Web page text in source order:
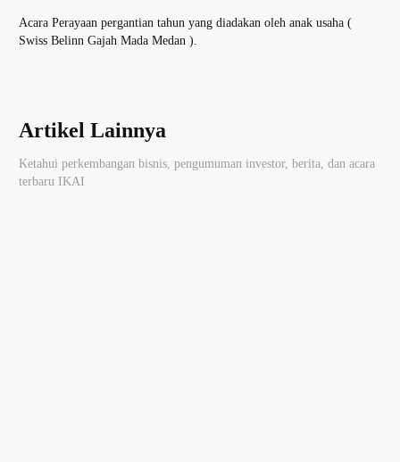
Acara Perayaan pergantian tahun yang diadakan oleh anak usaha (
Swiss Belinn Gajah Mada Medan ).
Artikel Lainnya
Ketahui perkembangan bisnis, pengumuman investor, berita, dan acara
terbaru IKAI